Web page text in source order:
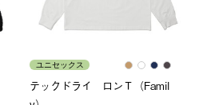
ユニセックス
テックドライ ロンＴ（Famil